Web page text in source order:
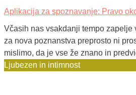
Aplikacija za spoznavanje: Pravo
Včasih nas vsakdanji tempo zapelje
za nova poznanstva preprosto ni
mislimo, da je vse že znano in
Ljubezen in intimnost